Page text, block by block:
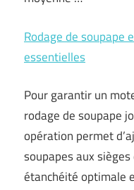
Rodage de soupape
essentielles
Pour garantir un
rodage de soupape
opération permet
soupapes aux
étanchéité optimale